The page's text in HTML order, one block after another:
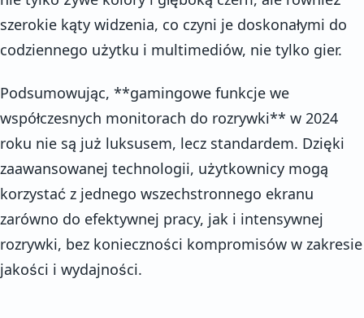
szerokie kąty widzenia, co czyni je doskonałymi do
codziennego użytku i multimediów, nie tylko gier.
Podsumowując, **gamingowe funkcje we
współczesnych monitorach do rozrywki** w 2024
roku nie są już luksusem, lecz standardem. Dzięki
zaawansowanej technologii, użytkownicy mogą
korzystać z jednego wszechstronnego ekranu
zarówno do efektywnej pracy, jak i intensywnej
rozrywki, bez konieczności kompromisów w zakresie
jakości i wydajności.